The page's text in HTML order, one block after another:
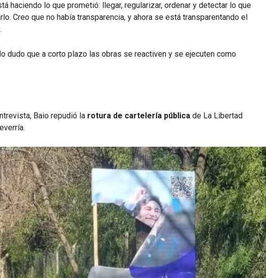
haciendo lo que prometió: llegar, regularizar, ordenar y detectar lo que
Creo que no había transparencia, y ahora se está transparentando el
dudo que a corto plazo las obras se reactiven y se ejecuten como
Baio repudió la rotura de cartelería pública de La Libertad